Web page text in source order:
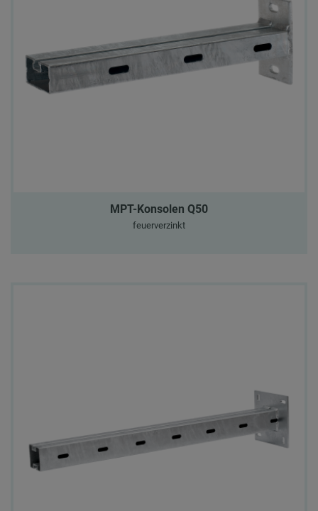
MPT-Konsolen Q50
feuerverzinkt